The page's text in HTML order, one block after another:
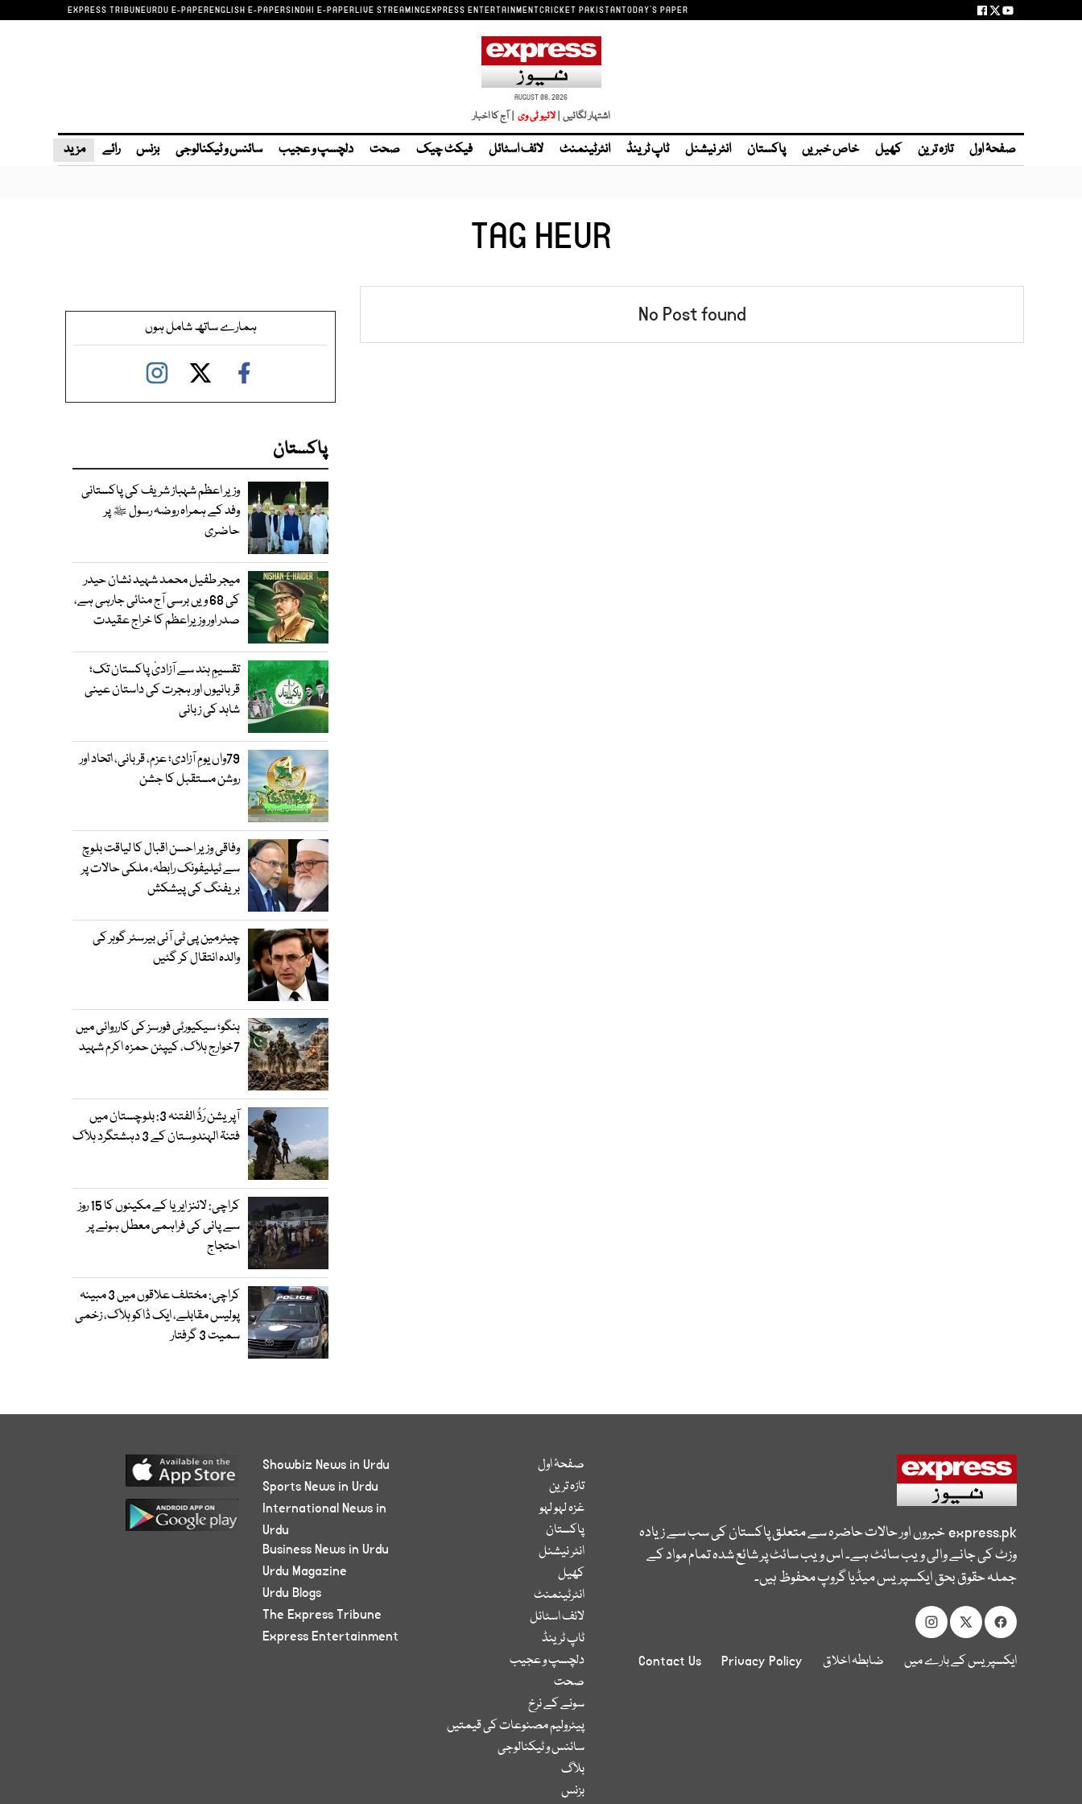
EXPRESS TRIBUNEURDU E-PAPERENGLISH E-PAPERSINDHI E-PAPERLIVE STREAMINGEXPRESS ENTERTAINMENTCRICKET PAKISTANTODAY'S PAPER
AUGUST 08, 2026
اشتہار لگائیں | | آج کا اخبار
صفحۂ اول تازہ ترین کھیل خاص خبریں پاکستان انٹر نیشنل ٹاپ ٹرینڈ انٹرٹینمنٹ لائف اسٹائل فیکٹ چیک صحت دلچسپ و عجیب سائنس و ٹیکنالوجی بزنس رائے مزید
TAG HEUR
No Post found ہمارے ساتھ شامل ہوں
پاکستان
وزیر اعظم شہباز شریف کی پاکستانی
وفد کے ہمراہ روضہ رسول ﷺ پر
حاضری
میجر طفیل محمد شہید نشان حیدر
کی 68 ویں برسی آج منائی جارہی ہے،
صدر اور وزیراعظم کا خراج عقیدت
تقسیمِ ہند سے آزادیٔ پاکستان تک؛
قربانیوں اور ہجرت کی داستان عینی
شاہد کی زبانی
79واں یومِ آزادی؛ عزم، قربانی، اتحاد اور
روشن مستقبل کا جشن
وفاقی وزیر احسن اقبال کا لیاقت بلوچ
سے ٹیلیفونک رابطہ، ملکی حالات پر
بریفنگ کی پیشکش
چیئرمین پی ٹی آئی بیرسٹر گوہر کی
والدہ انتقال کر گئیں
ہنگو؛ سیکیورٹی فورسز کی کارروائی میں
7خوارج ہلاک، کیپٹن حمزہ اکرم شہید
آپریشن رَدُّ الفتنہ 3: بلوچستان میں
فتنۃ الہندوستان کے 3 دہشتگرد ہلاک
کراچی: لائنز ایریا کے مکینوں کا 15 روز
سے پانی کی فراہمی معطل ہونے پر
احتجاج
کراچی: مختلف علاقوں میں 3 مبینہ
پولیس مقابلے، ایک ڈاکو ہلاک، زخمی
سمیت 3 گرفتار
express.pkخبروں اور حالات حاضرہ سے متعلق پاکستان کی سب سے زیادہ
وزٹ کی جانے والی ویب سائٹ ہے۔ اس ویب سائٹ پر شائع شدہ تمام مواد کے
جملہ حقوق بحق ایکسپریس میڈیا گروپ محفوظ ہیں۔
ایکسپریس کے بارے میں ضابطہ اخلاق Privacy Policy
Contact Us
صفحۂ اول
تازہ ترین
غزہ لہو لہو
پاکستان
انٹر نیشنل
کھیل
انٹرٹینمنٹ
لائف اسٹائل
ٹاپ ٹرینڈ
دلچسپ و عجیب
صحت
سونے کے نرخ
پیٹرولیم مصنوعات کی قیمتیں
سائنس و ٹیکنالوجی
بلاگ
بزنس
Showbiz News in Urdu
Sports News in Urdu
International News in
Urdu
Business News in Urdu
Urdu Magazine
Urdu Blogs
The Express Tribune
Express Entertainment